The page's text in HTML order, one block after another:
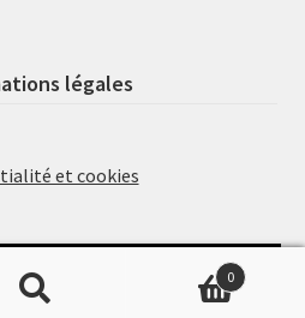
légales
et cookies
0
Soutenir Philippe Randa